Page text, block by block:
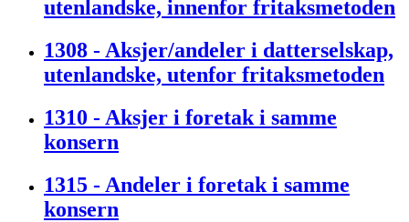
utenlandske, innenfor fritaksmetoden
1308 - Aksjer/andeler i datterselskap,
utenlandske, utenfor fritaksmetoden
1310 - Aksjer i foretak i samme
konsern
1315 - Andeler i foretak i samme
konsern